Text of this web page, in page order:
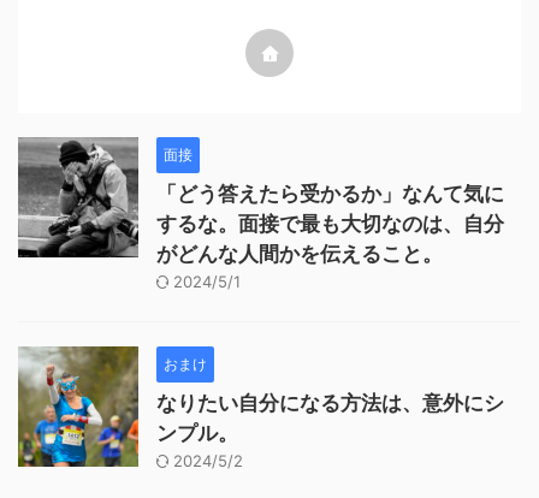
面接
「どう答えたら受かるか」なんて気に
するな。面接で最も大切なのは、自分
がどんな人間かを伝えること。
2024/5/1
おまけ
なりたい自分になる方法は、意外にシ
ンプル。
2024/5/2